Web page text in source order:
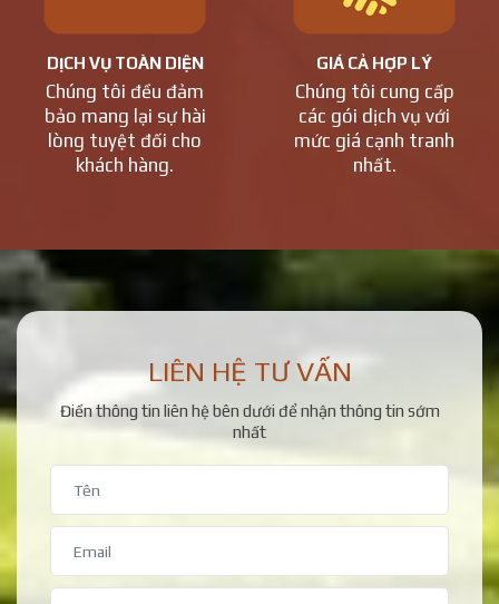
DỊCH VỤ TOÀN DIỆN
Chúng tôi đều đảm
bảo mang lại sự hài
lòng tuyệt đối cho
khách hàng.
GIÁ CẢ HỢP LÝ
Chúng tôi cung cấp
các gói dịch vụ với
mức giá cạnh tranh
nhất.
LIÊN HỆ TƯ VẤN
Điền thông tin liên hệ bên dưới để nhận thông tin sớm
nhất